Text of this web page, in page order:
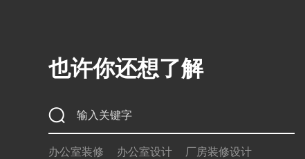
也许你还想了解
办公室装修 办公室设计 厂房装修设计